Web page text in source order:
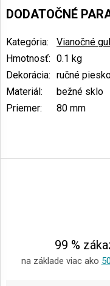
DODATOČNÉ
Kategória:
Vianočné
Hmotnosť: 0.1 kg
Dekorácia: ručné
Materiál :
bežné sklo
Priemer: 80 mm
á
99 %
na základe viac ako